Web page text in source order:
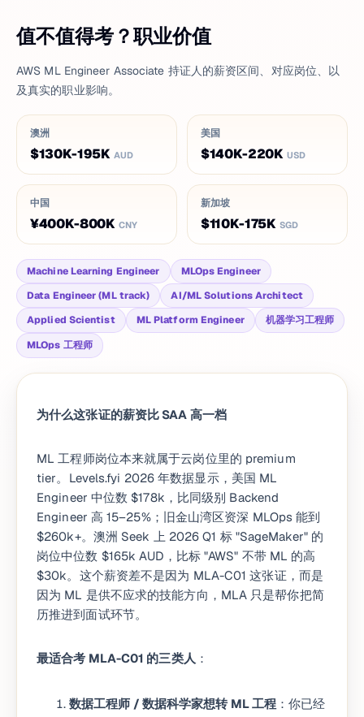
值不值得考？职业价值
AWS ML Engineer Associate 持证人的薪资区间、对应岗位、以
及真实的职业影响。
澳洲
$130K-195K AUD
美国
$140K-220K USD
中国
¥400K-800K CNY
新加坡
$110K-175K SGD
Machine Learning Engineer
MLOps Engineer
Data Engineer (ML track)
AI/ML Solutions Architect
Applied Scientist
ML Platform Engineer
机器学习工程师
MLOps 工程师
为什么这张证的薪资比 SAA 高一档
ML 工程师岗位本来就属于云岗位里的 premium
tier。Levels.fyi 2026 年数据显示，美国 ML
Engineer 中位数 $178k，比同级别 Backend
Engineer 高 15–25%；旧金山湾区资深 MLOps 能到
$260k+。澳洲 Seek 上 2026 Q1 标 "SageMaker" 的
岗位中位数 $165k AUD，比标 "AWS" 不带 ML 的高
$30k。这个薪资差不是因为 MLA-C01 这张证，而是
因为 ML 是供不应求的技能方向，MLA 只是帮你把简
历推进到面试环节。
最适合考 MLA-C01 的三类人 ：
数据工程师 / 数据科学家想转 ML 工程 ：你已经